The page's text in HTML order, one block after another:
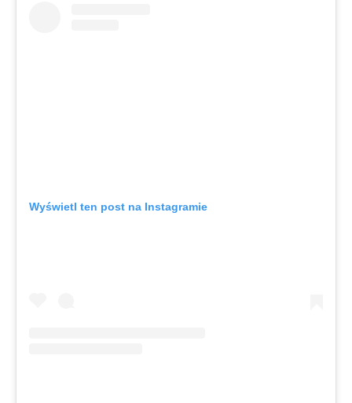
Wyświetl ten post na Instagramie